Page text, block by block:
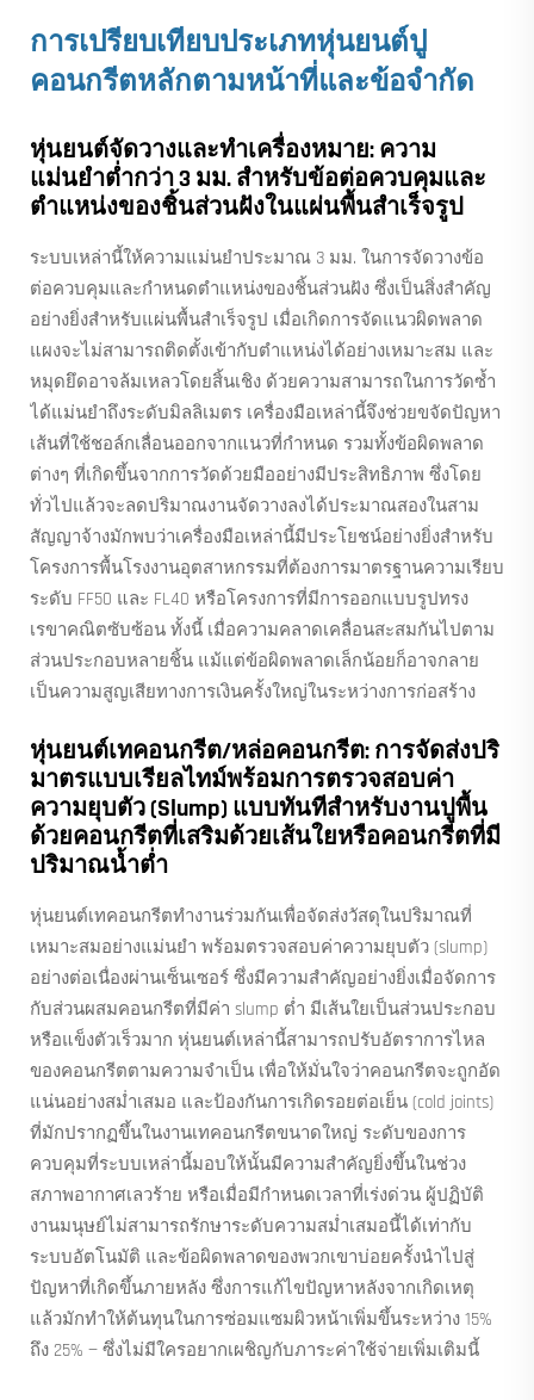
การเปรียบเทียบประเภทหุ่นยนต์ปู
คอนกรีตหลักตามหน้าที่และข้อจำกัด
หุ่นยนต์จัดวางและทำเครื่องหมาย: ความ
แม่นยำต่ำกว่า 3 มม. สำหรับข้อต่อควบคุมและ
ตำแหน่งของชิ้นส่วนฝังในแผ่นพื้นสำเร็จรูป
ระบบเหล่านี้ให้ความแม่นยำประมาณ 3 มม. ในการจัดวางข้อ
ต่อควบคุมและกำหนดตำแหน่งของชิ้นส่วนฝัง ซึ่งเป็นสิ่งสำคัญ
อย่างยิ่งสำหรับแผ่นพื้นสำเร็จรูป เมื่อเกิดการจัดแนวผิดพลาด
แผงจะไม่สามารถติดตั้งเข้ากับตำแหน่งได้อย่างเหมาะสม และ
หมุดยึดอาจล้มเหลวโดยสิ้นเชิง ด้วยความสามารถในการวัดซ้ำ
ได้แม่นยำถึงระดับมิลลิเมตร เครื่องมือเหล่านี้จึงช่วยขจัดปัญหา
เส้นที่ใช้ชอล์กเลื่อนออกจากแนวที่กำหนด รวมทั้งข้อผิดพลาด
ต่างๆ ที่เกิดขึ้นจากการวัดด้วยมืออย่างมีประสิทธิภาพ ซึ่งโดย
ทั่วไปแล้วจะลดปริมาณงานจัดวางลงได้ประมาณสองในสาม
สัญญาจ้างมักพบว่าเครื่องมือเหล่านี้มีประโยชน์อย่างยิ่งสำหรับ
โครงการพื้นโรงงานอุตสาหกรรมที่ต้องการมาตรฐานความเรียบ
ระดับ FF50 และ FL40 หรือโครงการที่มีการออกแบบรูปทรง
เรขาคณิตซับซ้อน ทั้งนี้ เมื่อความคลาดเคลื่อนสะสมกันไปตาม
ส่วนประกอบหลายชิ้น แม้แต่ข้อผิดพลาดเล็กน้อยก็อาจกลาย
เป็นความสูญเสียทางการเงินครั้งใหญ่ในระหว่างการก่อสร้าง
หุ่นยนต์เทคอนกรีต/หล่อคอนกรีต: การจัดส่งปริ
มาตรแบบเรียลไทม์พร้อมการตรวจสอบค่า
ความยุบตัว (Slump) แบบทันทีสำหรับงานปูพื้น
ด้วยคอนกรีตที่เสริมด้วยเส้นใยหรือคอนกรีตที่มี
ปริมาณน้ำต่ำ
หุ่นยนต์เทคอนกรีตทำงานร่วมกันเพื่อจัดส่งวัสดุในปริมาณที่
เหมาะสมอย่างแม่นยำ พร้อมตรวจสอบค่าความยุบตัว (slump)
อย่างต่อเนื่องผ่านเซ็นเซอร์ ซึ่งมีความสำคัญอย่างยิ่งเมื่อจัดการ
กับส่วนผสมคอนกรีตที่มีค่า slump ต่ำ มีเส้นใยเป็นส่วนประกอบ
หรือแข็งตัวเร็วมาก หุ่นยนต์เหล่านี้สามารถปรับอัตราการไหล
ของคอนกรีตตามความจำเป็น เพื่อให้มั่นใจว่าคอนกรีตจะถูกอัด
แน่นอย่างสม่ำเสมอ และป้องกันการเกิดรอยต่อเย็น (cold joints)
ที่มักปรากฏขึ้นในงานเทคอนกรีตขนาดใหญ่ ระดับของการ
ควบคุมที่ระบบเหล่านี้มอบให้นั้นมีความสำคัญยิ่งขึ้นในช่วง
สภาพอากาศเลวร้าย หรือเมื่อมีกำหนดเวลาที่เร่งด่วน ผู้ปฏิบัติ
งานมนุษย์ไม่สามารถรักษาระดับความสม่ำเสมอนี้ได้เท่ากับ
ระบบอัตโนมัติ และข้อผิดพลาดของพวกเขาบ่อยครั้งนำไปสู่
ปัญหาที่เกิดขึ้นภายหลัง ซึ่งการแก้ไขปัญหาหลังจากเกิดเหตุ
แล้วมักทำให้ต้นทุนในการซ่อมแซมผิวหน้าเพิ่มขึ้นระหว่าง 15%
ถึง 25% — ซึ่งไม่มีใครอยากเผชิญกับภาระค่าใช้จ่ายเพิ่มเติมนี้